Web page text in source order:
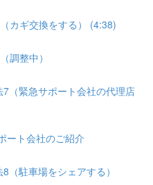
カギ交換をする） (4:38)
調整中）
緊急サポート会社の代理店
ト会社のご紹介
駐車場をシェアする）